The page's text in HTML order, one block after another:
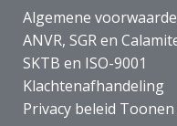
Algemene
ANVR, SGR en
SKTB en ISO-9001
Klachtenafhandeling
Privacy beleid Toonen